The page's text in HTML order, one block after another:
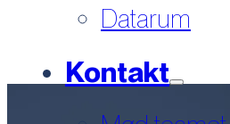
Datarum
Kontakt